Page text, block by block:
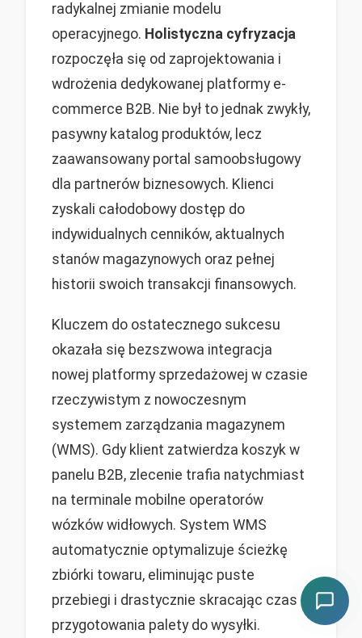
radykalnej zmianie modelu
operacyjnego. Holistyczna cyfryzacja
rozpoczęła się od zaprojektowania i
wdrożenia dedykowanej platformy e-
commerce B2B. Nie był to jednak zwykły,
pasywny katalog produktów, lecz
zaawansowany portal samoobsługowy
dla partnerów biznesowych. Klienci
zyskali całodobowy dostęp do
indywidualnych cenników, aktualnych
stanów magazynowych oraz pełnej
historii swoich transakcji finansowych.
Kluczem do ostatecznego sukcesu
okazała się bezszwowa integracja
nowej platformy sprzedażowej w czasie
rzeczywistym z nowoczesnym
systemem zarządzania magazynem
(WMS). Gdy klient zatwierdza koszyk w
panelu B2B, zlecenie trafia natychmiast
na terminale mobilne operatorów
wózków widłowych. System WMS
automatycznie optymalizuje ścieżkę
zbiórki towaru, eliminując puste
przebiegi i drastycznie skracając czas
przygotowania palety do wysyłki.